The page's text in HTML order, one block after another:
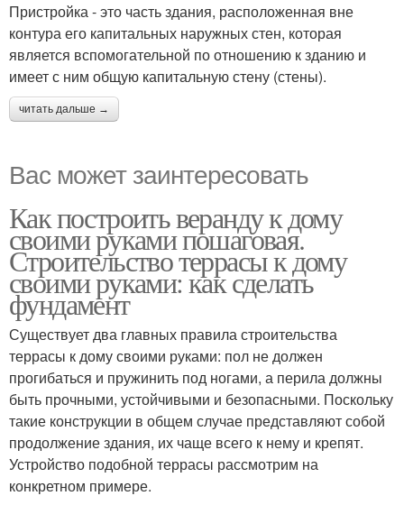
Пристройка - это часть здания, расположенная вне
контура его капитальных наружных стен, которая
является вспомогательной по отношению к зданию и
имеет с ним общую капитальную стену (стены).
читать дальше →
Вас может заинтересовать
Как построить веранду к дому
своими руками пошаговая.
Строительство террасы к дому
своими руками: как сделать
фундамент
Существует два главных правила строительства
террасы к дому своими руками: пол не должен
прогибаться и пружинить под ногами, а перила должны
быть прочными, устойчивыми и безопасными. Поскольку
такие конструкции в общем случае представляют собой
продолжение здания, их чаще всего к нему и крепят.
Устройство подобной террасы рассмотрим на
конкретном примере.